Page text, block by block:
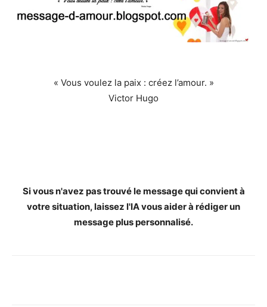
« Vous voulez la paix : créez l’amour. »
Victor Hugo
Si vous n'avez pas trouvé le message qui convient à
votre situation, laissez l'IA vous aider à rédiger un
message plus personnalisé.